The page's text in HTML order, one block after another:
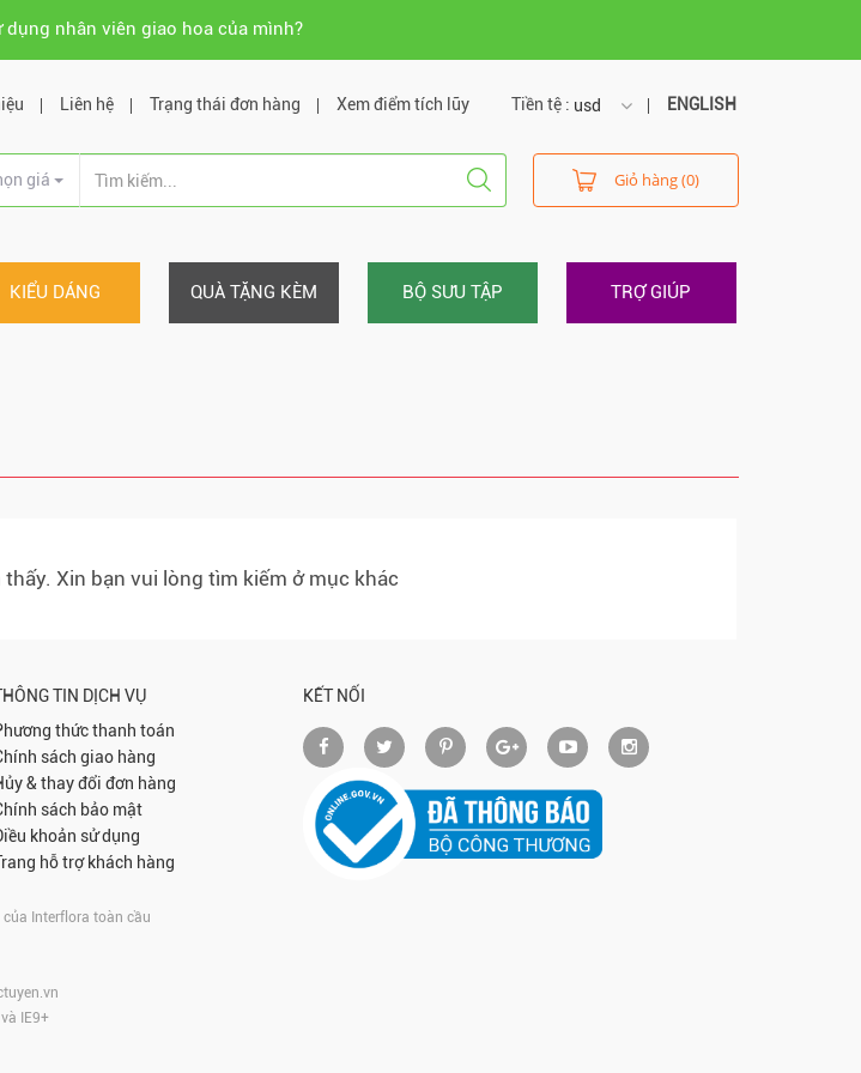
dụng nhân viên giao hoa của mình?
Tiền tệ : usd
usd
vnd
ENGLISH
Liên hệ Trạng thái đơn hàng Xem điểm tích lũy
giá Giỏ hàng (0)
KIỂU DÁNG QUÀ TẶNG KÈM BỘ SƯU TẬP TRỢ GIÚP
Xin bạn vui lòng tìm kiếm ở mục khác
TIN DỊCH VỤ
thức thanh toán
sách giao hàng
& thay đổi đơn hàng
sách bảo mật
khoản sử dụng
hỗ trợ khách hàng
Interflora toàn cầu
và IE9+
KẾT NỐI